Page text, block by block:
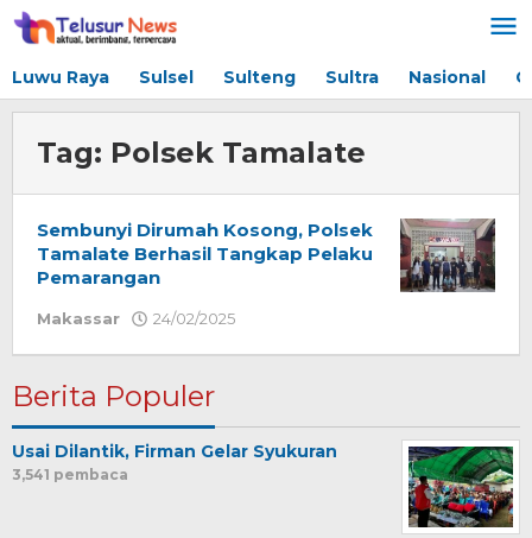
Lewati
ke
Luwu Raya Sulsel Sulteng Sultra Nasional
Tag: Polsek Tamalate
Sembunyi Dirumah Kosong, Polsek
Tamalate Berhasil Tangkap Pelaku
Pemarangan
Makassar 24/02/2025
Berita Populer
Usai Dilantik, Firman Gelar Syukuran
3,541 pembaca